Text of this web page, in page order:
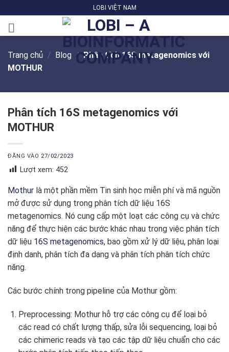
qua
nội
LOBI VIỆT NAM
Trang chủ / Blog / Phân tích 16S metagenomics với
MOTHUR
Phân tích 16S metagenomics với
MOTHUR
ĐĂNG VÀO 27/02/2023
Mothur là một phần mềm Tin sinh học miễn phí và mã nguồn
mở được sử dụng trong phân tích dữ liệu 16S
metagenomics. Nó cung cấp một loạt các công cụ và chức
năng để thực hiện các bước khác nhau trong việc phân tích
dữ liệu 16S metagenomics, bao gồm xử lý dữ liệu, phân loại
định danh, phân tích đa dạng và phân tích phân tích chức
năng.
Các bước chính trong pipeline của Mothur gồm:
Preprocessing: Mothur hỗ trợ các công cụ để loại bỏ
các read có chất lượng thấp, sửa lỗi sequencing, loại bỏ
các chimeric reads và tạo các tập dữ liệu chuẩn cho các
Lượt xem: 452